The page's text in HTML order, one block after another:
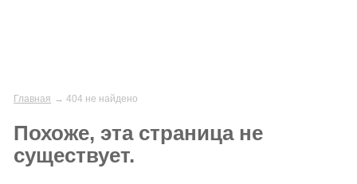
Главная 404 не найдено
Похоже, эта страница не
существует.